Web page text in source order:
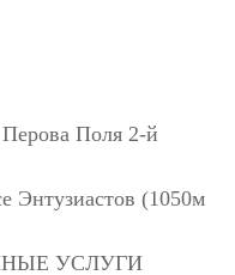
Поля 2-й
(1050м
УСЛУГИ